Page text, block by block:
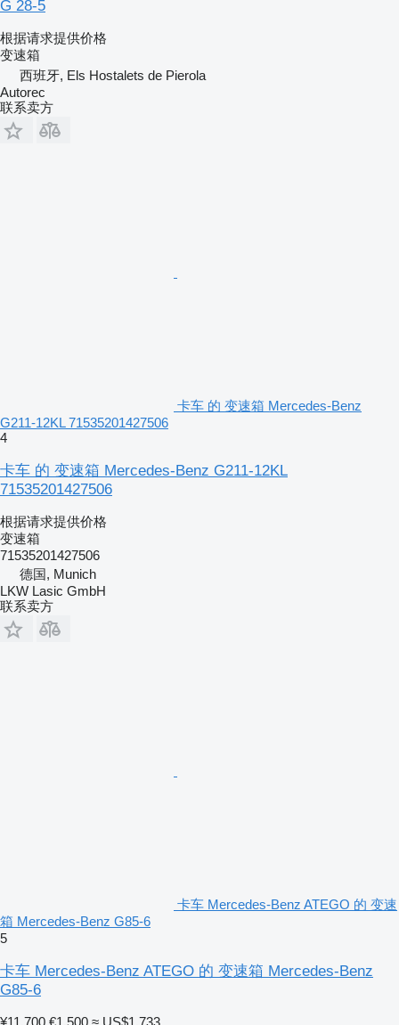
G 28-5
根据请求提供价格
变速箱
西班牙, Els Hostalets de Pierola
Autorec
联系卖方
卡车 的 变速箱 Mercedes-Benz
G211-12KL 71535201427506
4
卡车 的 变速箱 Mercedes-Benz G211-12KL
71535201427506
根据请求提供价格
变速箱
71535201427506
德国, Munich
LKW Lasic GmbH
联系卖方
卡车 Mercedes-Benz ATEGO 的 变速
箱 Mercedes-Benz G85-6
5
卡车 Mercedes-Benz ATEGO 的 变速箱 Mercedes-Benz
G85-6
¥11,700 €1,500 ≈ US$1,733